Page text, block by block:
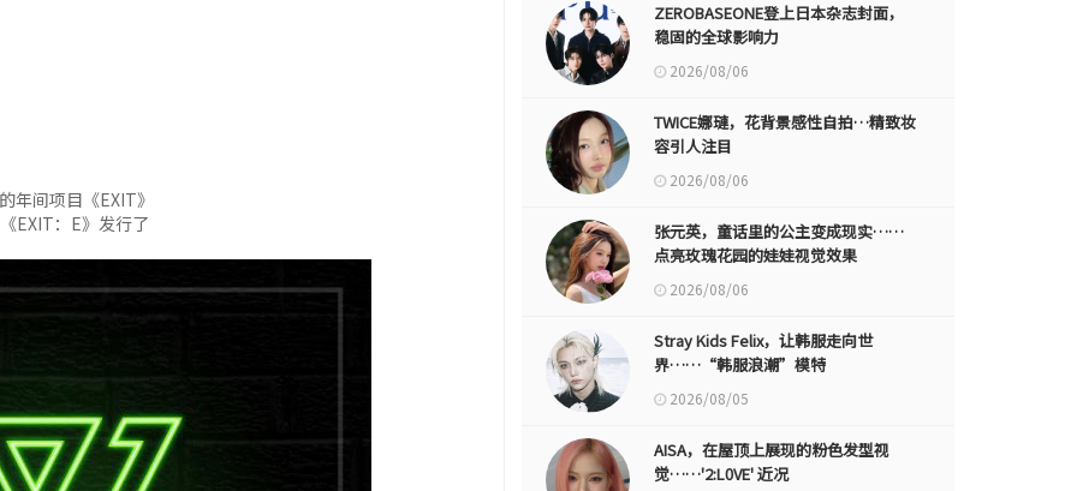
年间项目《EXIT》
EXIT：E》发行了
ZEROBASEONE登上日本杂志封面，
稳固的全球影响力
2026/08/06
TWICE娜璉，花背景感性自拍…精致妆
容引人注目
2026/08/06
张元英，童话里的公主变成现实……
点亮玫瑰花园的娃娃视觉效果
2026/08/06
Stray Kids Felix，让韩服走向世
界……“韩服浪潮”模特
2026/08/05
AISA，在屋顶上展现的粉色发型视
觉……'2:L0VE' 近况